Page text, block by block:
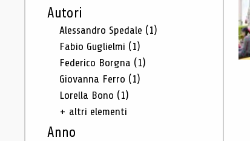
Autori
Alessandro Spedale (1)
Fabio Guglielmi (1)
Federico Borgna (1)
Giovanna Ferro (1)
Lorella Bono (1)
+ altri elementi
Anno